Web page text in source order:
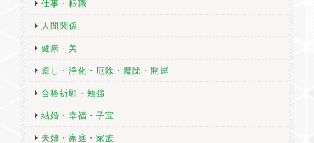
な時にこのお品に目が止まりました。 説明を読んでもう一つのお
品と迷っていたのですが、複数持っても良いのか分からなかった
した時、悲観的な気持ちだったのに気にならなくなったと言う
か、変わるかもしれないと思えるようになりました。 前向きな気
仕事・転職
人間関係
健康・美
癒し・浄化・厄除・魔除・開運
合格祈願・勉強
結婚・幸福・子宝
夫婦・家庭・家族